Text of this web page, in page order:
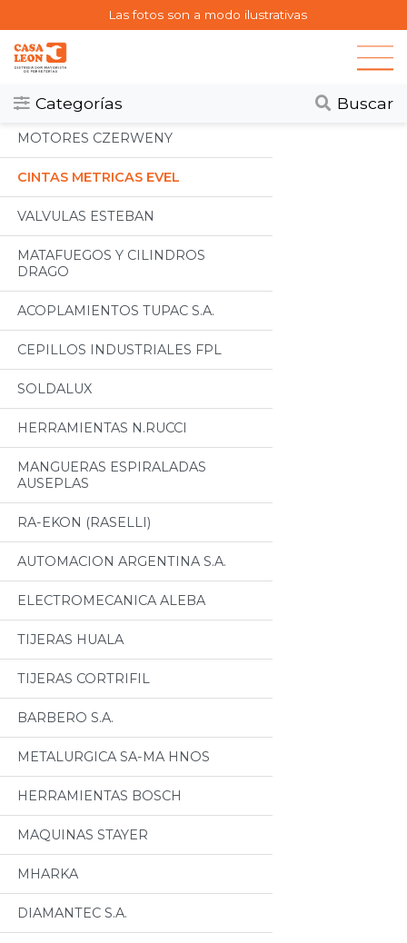
Las fotos son a modo ilustrativas
Categorías Buscar
Categorias
Todos
MOTORES CZERWENY
CINTAS METRICAS EVEL
VALVULAS ESTEBAN
MATAFUEGOS Y CILINDROS
DRAGO
ACOPLAMIENTOS TUPAC S.A.
CEPILLOS INDUSTRIALES FPL
SOLDALUX
HERRAMIENTAS N.RUCCI
MANGUERAS ESPIRALADAS
AUSEPLAS
RA-EKON (RASELLI)
AUTOMACION ARGENTINA S.A.
ELECTROMECANICA ALEBA
TIJERAS HUALA
TIJERAS CORTRIFIL
BARBERO S.A.
METALURGICA SA-MA HNOS
HERRAMIENTAS BOSCH
MAQUINAS STAYER
MHARKA
DIAMANTEC S.A.